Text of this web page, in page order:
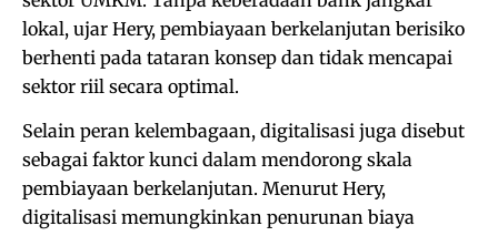
lokal, ujar Hery, pembiayaan berkelanjutan berisiko
berhenti pada tataran konsep dan tidak mencapai
sektor riil secara optimal.
Selain peran kelembagaan, digitalisasi juga disebut
sebagai faktor kunci dalam mendorong skala
pembiayaan berkelanjutan. Menurut Hery,
digitalisasi memungkinkan penurunan biaya